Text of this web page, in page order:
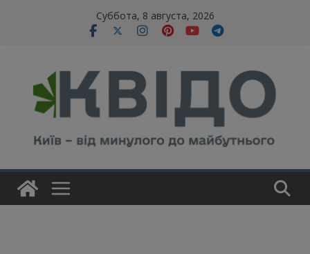
Суббота, 8 августа, 2026
modal-check